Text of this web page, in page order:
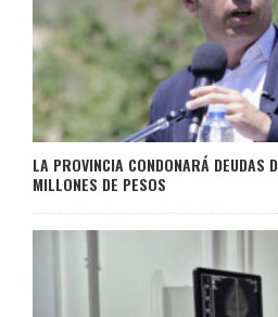
LA PROVINCIA CONDONARÁ
MILLONES DE PESOS